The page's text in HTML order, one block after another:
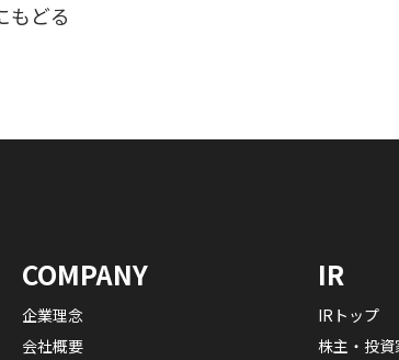
どる
COMPANY
企業理念
会社概要
IR
IRトップ
株主・投